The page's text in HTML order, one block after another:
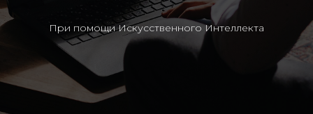
При помощи Искусственного Интеллекта